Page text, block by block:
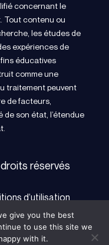
concernant le
Tout contenu ou
les études de
expériences de
éducatives
comme une
traitement peuvent
de facteurs,
de son état, l’étendue
réservés
d’utilisation
Cookie Policy
give you the best
to use this site we
with it.